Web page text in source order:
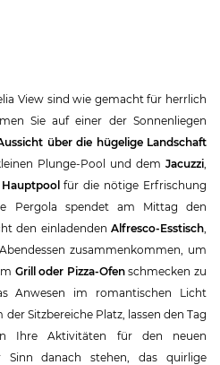
View sind wie gemacht für herrlich
Sie auf einer der Sonnenliegen
über die hügelige Landschaft
Plunge-Pool und dem Jacuzzi
für die nötige Erfrischung
Pergola spendet am Mittag den
den einladenden Alfresco-Esstisch
zusammenkommen, um
Grill oder Pizza-Ofenschmecken zu
Anwesen im romantischen Licht
Sitzbereiche Platz, lassen den Tag
Ihre Aktivitäten für den neuen
Sinn danach stehen, das quirlige